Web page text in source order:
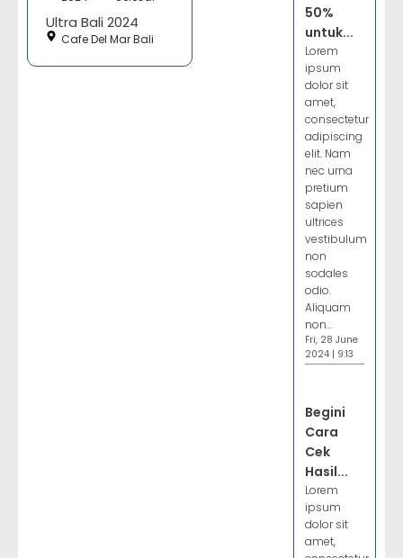
Ultra Bali 2024
Cafe Del Mar Bali
50%
untuk...
Lorem
ipsum
dolor sit
amet,
consectetur
adipiscing
elit. Nam
nec urna
pretium
sapien
ultrices
vestibulum
non
sodales
odio.
Aliquam
non...
Fri, 28 June
2024 | 9:13
Begini
Cara
Cek
Hasil...
Lorem
ipsum
dolor sit
amet,